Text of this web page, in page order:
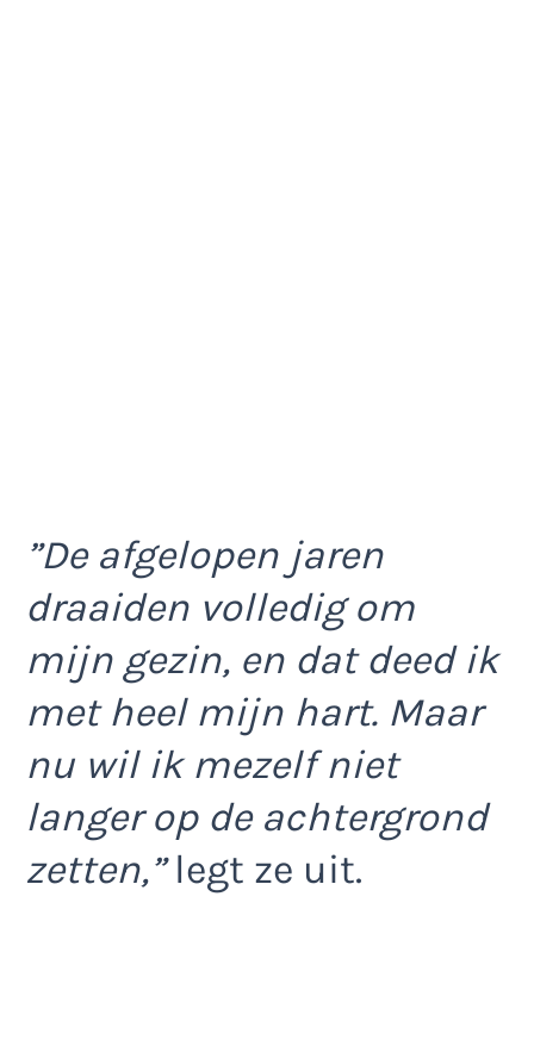
”De afgelopen jaren
draaiden volledig om
mijn gezin, en dat deed ik
met heel mijn hart. Maar
nu wil ik mezelf niet
langer op de achtergrond
zetten,”legt ze uit.